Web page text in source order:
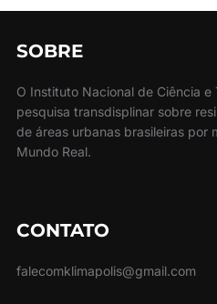
SOBRE
O Instituto Nacional de Ciência e
pesquisa transdisplinar sobre
de áreas urbanas brasileiras por
Mundo Real.
CONTATO
falecomklimapolis@gmail.com